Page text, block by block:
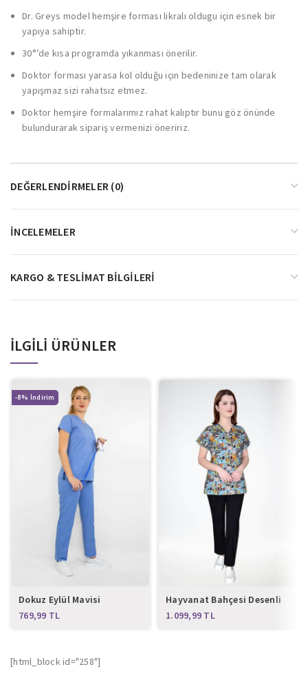
Dr. Greys model hemşire forması likralı oldugu için esnek bir
yapıya sahiptir.
30°’de kısa programda yıkanması önerilir.
Doktor forması yarasa kol olduğu için bedeninize tam olarak
yapışmaz sizi rahatsız etmez.
Doktor hemşire formalarımız rahat kalıptır bunu göz önünde
bulundurarak sipariş vermenizi öneririz.
DEĞERLENDIRMELER (0)
İNCELEMELER
KARGO & TESLIMAT BILGILERI
İLGILI ÜRÜNLER
-8%
Dokuz Eylül Mavisi
Terikoton Alt Üst Takım
TL
Hayvanat Bahçesi Desenli
Master Likra Alt Üst Takım
TL
[html_block id="258"]